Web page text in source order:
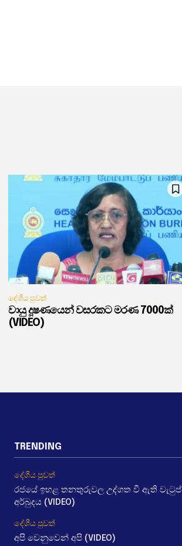
දේශීය පුවත්
වායු දූෂණයෙන් වසරකට මරණ 7000ක්
(VIDEO)
TRENDING
දේශීය පුවත්
රජයේ ඉහළ තනතුරුවල උද්ගත වී ඇති වැටුප්
අර්බුදය (VIDEO)
දේශීය පුවත්
අපි වෙනුවෙන් අපි (VIDEO)